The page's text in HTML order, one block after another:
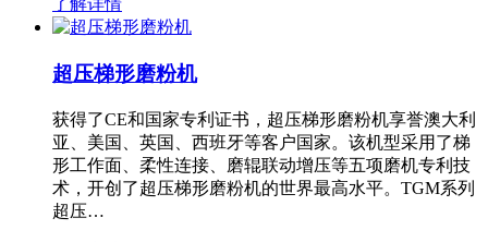
了解详情
超压梯形磨粉机
获得了CE和国家专利证书，超压梯形磨粉机享誉澳大利
亚、美国、英国、西班牙等客户国家。该机型采用了梯
形工作面、柔性连接、磨辊联动增压等五项磨机专利技
术，开创了超压梯形磨粉机的世界最高水平。TGM系列
超压…